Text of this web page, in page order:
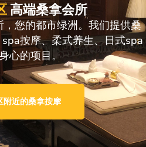
高端桑拿会所
您的都市绿洲。我们提供桑
按摩、柔式养生、日式spa
心的项目。
附近的桑拿按摩